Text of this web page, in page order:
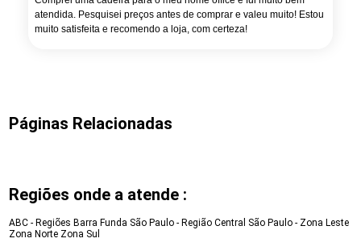
atendida. Pesquisei preços antes de comprar e valeu muito! Estou
muito satisfeita e recomendo a loja, com certeza!
Páginas Relacionadas
Regiões onde a atende :
ABC - Regiões Barra Funda São Paulo - Região Central São Paulo - Zona Leste
Zona Norte Zona Sul